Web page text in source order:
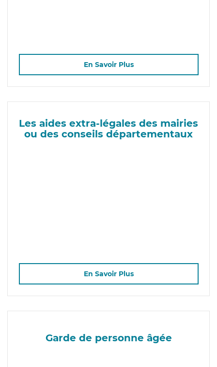
En Savoir Plus
Les aides extra-légales des mairies
ou des conseils départementaux
En Savoir Plus
Garde de personne âgée